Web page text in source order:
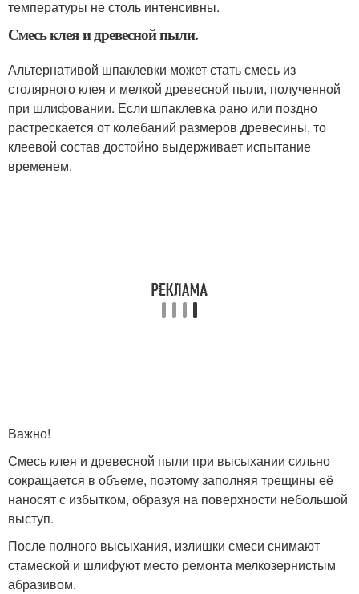
температуры не столь интенсивны.
Смесь клея и древесной пыли.
Альтернативой шпаклевки может стать смесь из
столярного клея и мелкой древесной пыли, полученной
при шлифовании. Если шпаклевка рано или поздно
растрескается от колебаний размеров древесины, то
клеевой состав достойно выдерживает испытание
временем.
Важно!
Смесь клея и древесной пыли при высыхании сильно
сокращается в объеме, поэтому заполняя трещины её
наносят с избытком, образуя на поверхности небольшой
выступ.
После полного высыхания, излишки смеси снимают
стамеской и шлифуют место ремонта мелкозернистым
абразивом.